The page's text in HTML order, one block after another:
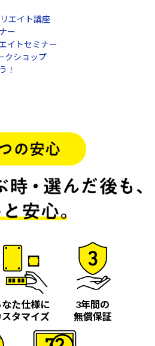
エイト講座
ー
イトセミナー
クショップ
！
なた仕様に
スタマイズ
3年間の
無償保証